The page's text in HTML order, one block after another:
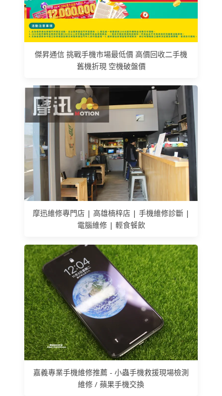
傑昇通信 挑戰手機市場最低價 高價回收二手機
舊機折現 空機破盤價
摩迅維修專門店 | 高雄楠梓店 | 手機維修診斷 |
電腦維修 | 輕食餐飲
嘉義專業手機維修推薦 - 小蟲手機救援現場檢測
維修 / 蘋果手機交換